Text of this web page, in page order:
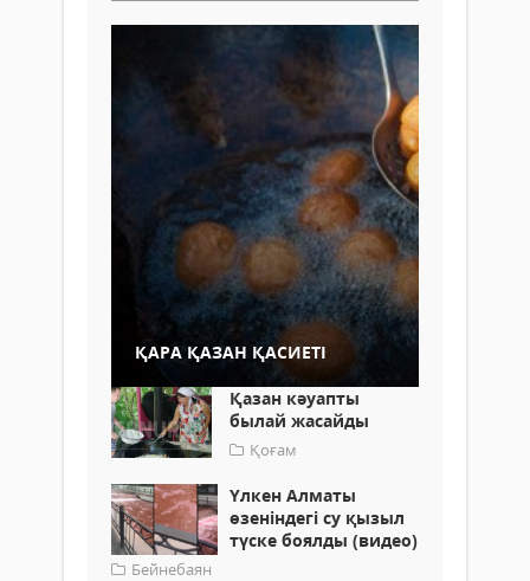
ҚАРА ҚАЗАН ҚАСИЕТІ
Қазан кәуапты
былай жасайды
Қоғам
Үлкен Алматы
өзеніндегі су қызыл
түске боялды (видео)
Бейнебаян